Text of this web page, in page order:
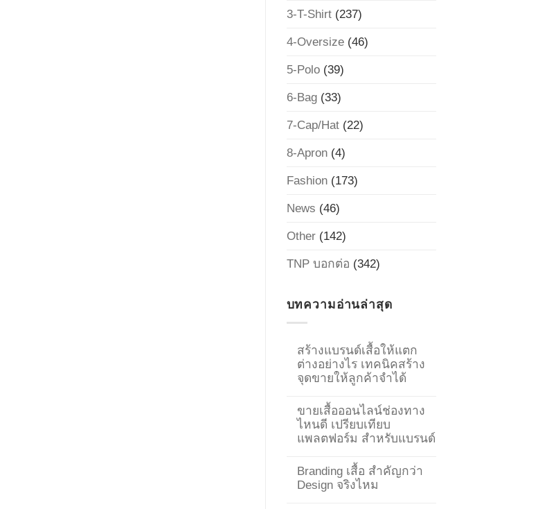
3-T-Shirt(237)
4-Oversize(46)
5-Polo(39)
6-Bag(33)
7-Cap/Hat(22)
8-Apron(4)
Fashion(173)
News (46)
Other(142)
TNP บอกต่อ (342)
บทความอ่านล่าสุด
สร้างแบรนด์เสื้อให้แตก
ต่างอย่างไร เทคนิคสร้าง
จุดขายให้ลูกค้าจำได้
ขายเสื้อออนไลน์ช่องทาง
ไหนดี เปรียบเทียบ
แพลตฟอร์ม สำหรับแบรนด์
Branding เสื้อ สำคัญกว่า
Design จริงไหม